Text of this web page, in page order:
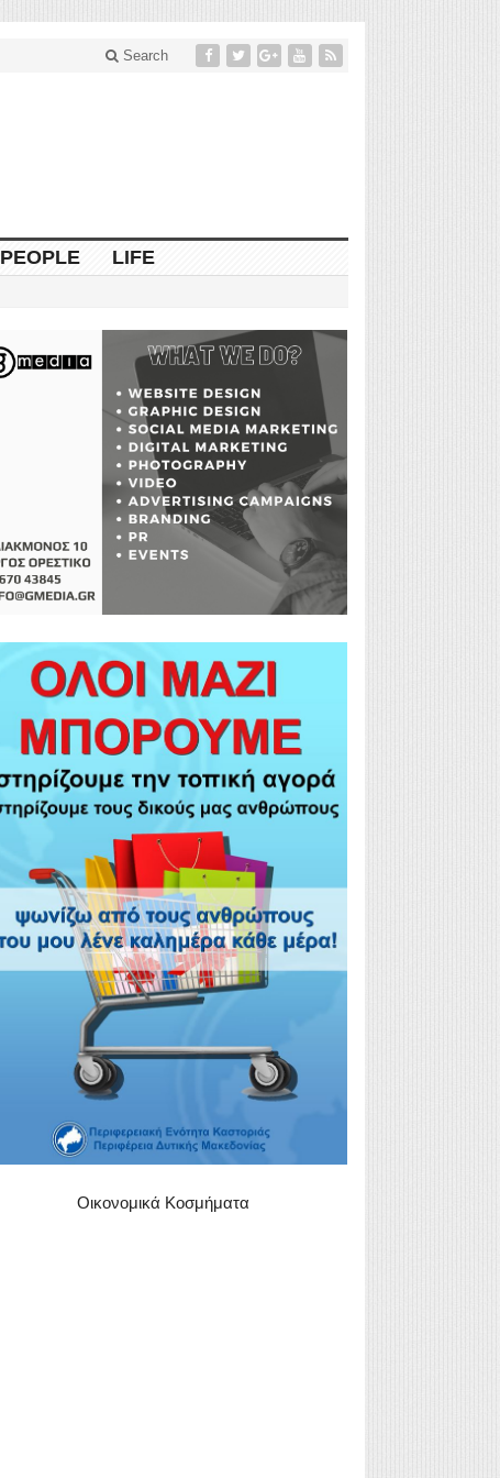
Search
PEOPLE LIFE
Οικονομικά Κοσμήματα